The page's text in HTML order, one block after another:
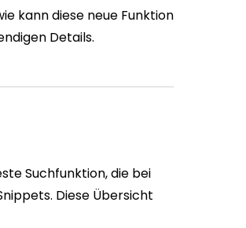
kann diese neue Funktion
Details.
Suchfunktion, die bei
Diese Übersicht